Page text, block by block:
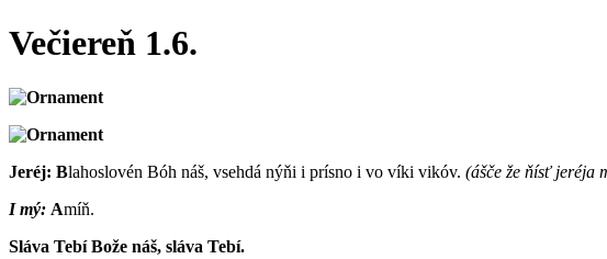
Večiereň 1.6.
Jeréj: Blahoslovén Bóh náš, vsehdá nýňi i prísno i vo víki vikóv. (ášče že ňísť jeréja
I mý: Amíň.
Sláva Tebí Bože náš, sláva Tebí.